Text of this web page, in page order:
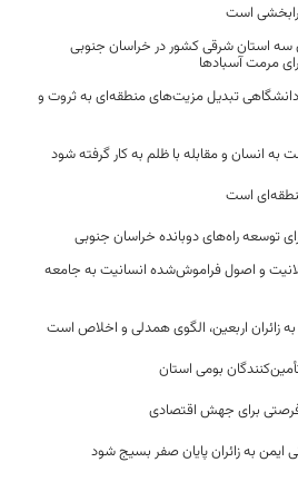
است
سه استان شرقی کشور در خراسان جنوبی
مرمت آسبادها
تبدیل مزیت‌های منطقه‌ای به ثروت و
به انسان و مقابله با ظلم به کار گرفته شود
است
و اصول فراموش‌شده انسانیت به جامعه
زائران اربعین، الگوی همدلی و اخلاص است
بومی استان
برای جهش اقتصادی
به زائران پایان صفر بسیج شود